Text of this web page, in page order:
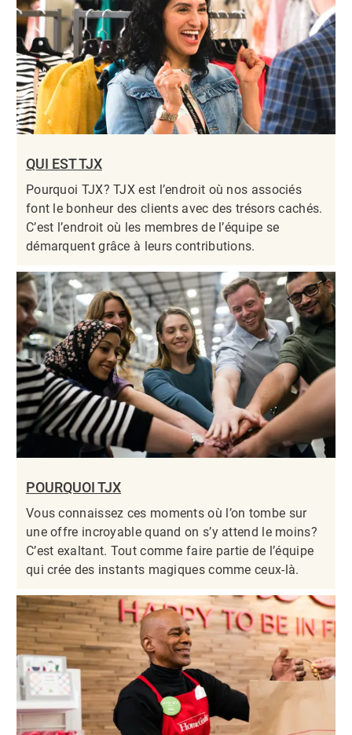
QUI EST TJX
Pourquoi TJX? TJX est l’endroit où nos associés
font le bonheur des clients avec des trésors cachés.
C’est l’endroit où les membres de l’équipe se
démarquent grâce à leurs contributions.​​​​​​​
POURQUOI TJX
Vous connaissez ces moments où l’on tombe sur
une offre incroyable quand on s’y attend le moins?
C’est exaltant. Tout comme faire partie de l’équipe
qui crée des instants magiques comme ceux-là.​​​​​​​